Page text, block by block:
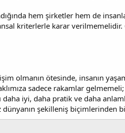
hem şirketler hem de
kriterlerle karar
olmanın ötesinde, insanın
sadece rakamlar
iyi, daha pratik ve daha
dünyanın şekilleniş biçimlerinden